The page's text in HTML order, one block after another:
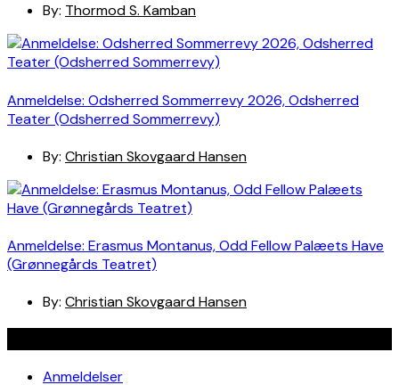
By: Thormod S. Kamban
Anmeldelse: Odsherred Sommerrevy 2026, Odsherred
Teater (Odsherred Sommerrevy)
By: Christian Skovgaard Hansen
Anmeldelse: Erasmus Montanus, Odd Fellow Palæets Have
(Grønnegårds Teatret)
By: Christian Skovgaard Hansen
Anmeldelser